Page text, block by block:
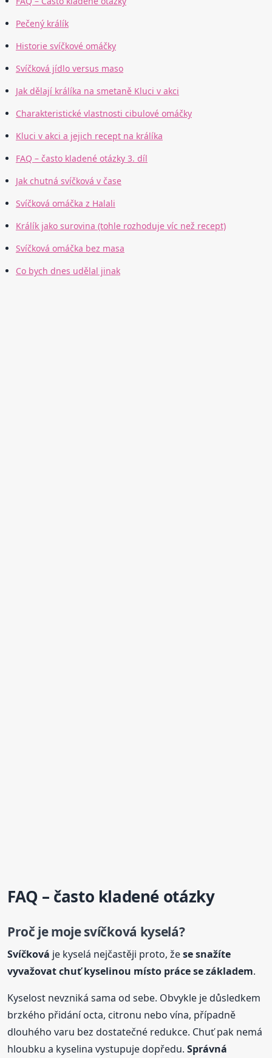
Pečený králík
Historie svíčkové omáčky
Svíčková jídlo versus maso
Jak dělají králíka na smetaně Kluci v akci
Charakteristické vlastnosti cibulové omáčky
Kluci v akci a jejich recept na králíka
FAQ – často kladené otázky 3. díl
Jak chutná svíčková v čase
Svíčková omáčka z Halali
Králík jako surovina (tohle rozhoduje víc než recept)
Svíčková omáčka bez masa
Co bych dnes udělal jinak
FAQ – často kladené otázky
Proč je mojesvíčková kyselá?
Svíčková je kyselá nejčastěji proto, žese snažíte
vyvažovat chuť kyselinou místo práce se základem.
Kyselost nevzniká sama od sebe. Obvykle je důsledkem
brzkého přidání octa, citronu nebo vína, případně
dlouhého varu bez dostatečné redukce. Chuť pak nemá
hloubku a kyselina vystupuje dopředu.Správná